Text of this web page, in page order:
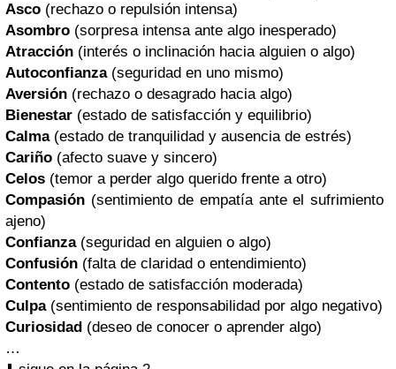
Asco (rechazo o repulsión intensa)
Asombro (sorpresa intensa ante algo inesperado)
Atracción (interés o inclinación hacia alguien o algo)
Autoconfianza(seguridad en uno mismo)
Aversión (rechazo o desagrado hacia algo)
Bienestar (estado de satisfacción y equilibrio)
Calma (estado de tranquilidad y ausencia de estrés)
Cariño (afecto suave y sincero)
Celos (temor a perder algo querido frente a otro)
Compasión (sentimiento de empatía ante el sufrimiento
ajeno)
Confianza(seguridad en alguien o algo)
Confusión (falta de claridad o entendimiento)
Contento (estado de satisfacción moderada)
Culpa (sentimiento de responsabilidad por algo negativo)
Curiosidad (deseo de conocer o aprender algo)
…